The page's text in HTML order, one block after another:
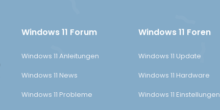
Windows 11 Forum
Windows 11 Anleitungen
Windows 11 News
Windows 11 Probleme
Windows 11 Foren
Windows 11 Update
Windows 11 Hardware
Windows 11 Einstellungen